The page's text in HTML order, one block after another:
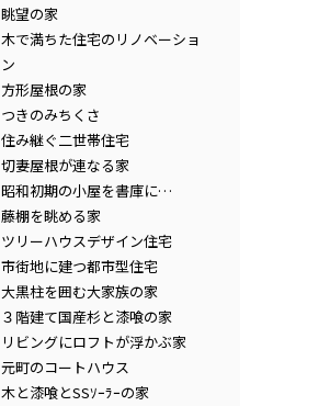
眺望の家
木で満ちた住宅のリノベーショ
ン
方形屋根の家
つきのみちくさ
住み継ぐ二世帯住宅
切妻屋根が連なる家
昭和初期の小屋を書庫に…
藤棚を眺める家
ツリーハウスデザイン住宅
市街地に建つ都市型住宅
大黒柱を囲む大家族の家
３階建て国産杉と漆喰の家
リビングにロフトが浮かぶ家
元町のコートハウス
木と漆喰とSSｿｰﾗｰの家